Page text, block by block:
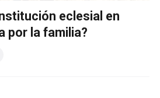
eclesial en
por la familia?